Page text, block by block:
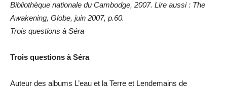
Bibliothèque nationale du Cambodge, 2007. Lire aussi : The
Awakening, Globe, juin 2007, p.60.
Trois questions à Séra
Trois questions à Séra
Auteur des albums L’eau et la Terre et Lendemains de